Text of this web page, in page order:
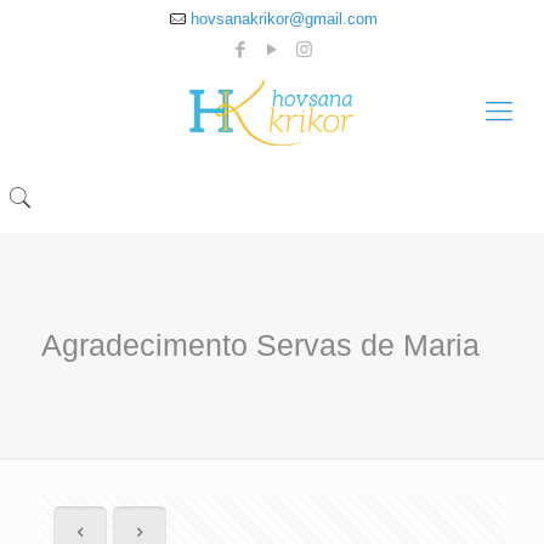
hovsanakrikor@gmail.com
Agradecimento Servas de Maria